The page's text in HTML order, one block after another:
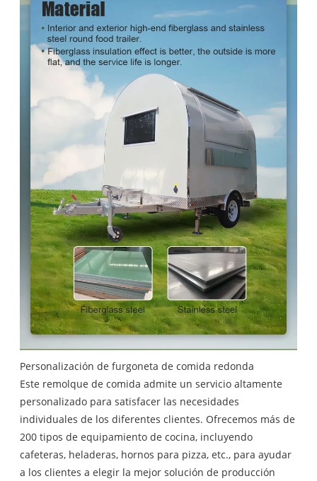
Personalización de furgoneta de comida redonda
Este remolque de comida admite un servicio altamente
personalizado para satisfacer las necesidades
individuales de los diferentes clientes. Ofrecemos más de
200 tipos de equipamiento de cocina, incluyendo
cafeteras, heladeras, hornos para pizza, etc., para ayudar
a los clientes a elegir la mejor solución de producción